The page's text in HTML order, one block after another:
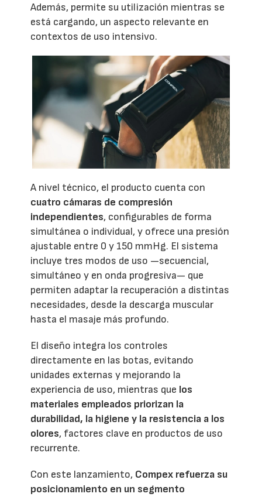
Además, permite su utilización mientras se
está cargando, un aspecto relevante en
contextos de uso intensivo.
A nivel técnico, el producto cuenta con
cuatro cámaras de compresión
independientes, configurables de forma
simultánea o individual, y ofrece una presión
ajustable entre 0 y 150 mmHg. El sistema
incluye tres modos de uso —secuencial,
simultáneo y en onda progresiva— que
permiten adaptar la recuperación a distintas
necesidades, desde la descarga muscular
hasta el masaje más profundo.
El diseño integra los controles
directamente en las botas, evitando
unidades externas y mejorando la
experiencia de uso, mientras que los
materiales empleados priorizan la
durabilidad, la higiene y la resistencia a los
olores, factores clave en productos de uso
recurrente.
Con este lanzamiento, Compex refuerza su
posicionamiento en un segmento